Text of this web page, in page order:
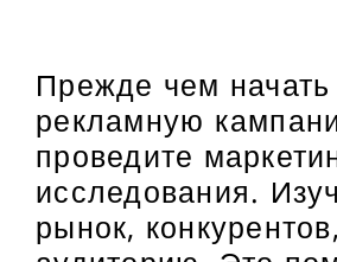
Прежде чем начать
рекламную
проведите
исследования.
рынок,